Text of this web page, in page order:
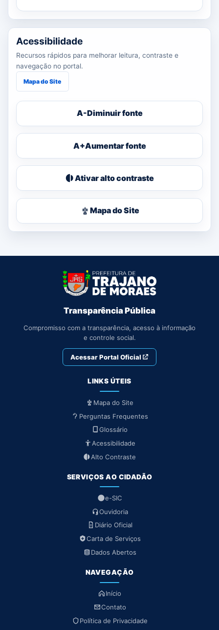
Acessibilidade
Recursos rápidos para melhorar leitura, contraste e
navegação no portal.
Mapa do Site
A-Diminuir fonte
A+Aumentar fonte
Ativar alto contraste
Mapa do Site
Transparência Pública
Compromisso com a transparência, acesso à informação
e controle social.
Acessar Portal Oficial
LINKS ÚTEIS
Mapa do Site
Perguntas Frequentes
Glossário
Acessibilidade
Alto Contraste
SERVIÇOS AO CIDADÃO
e-SIC
Ouvidoria
Diário Oficial
Carta de Serviços
Dados Abertos
NAVEGAÇÃO
Início
Contato
Política de Privacidade